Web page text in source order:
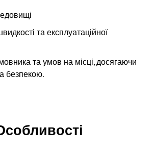
та експлуатаційної
та умов на місці, досягаючи
безпекою.